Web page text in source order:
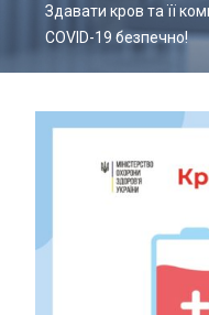
Здавати кров та її
COVID-19 безпечно!